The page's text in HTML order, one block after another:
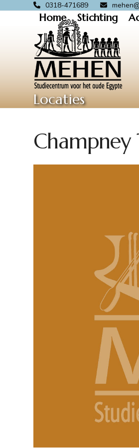
0318-471689
Home Stichting
Locaties
Champney